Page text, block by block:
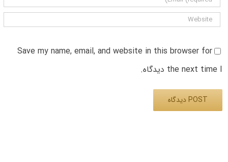
Save my name, email, and website in this browser for
the next time I دیدگاه.